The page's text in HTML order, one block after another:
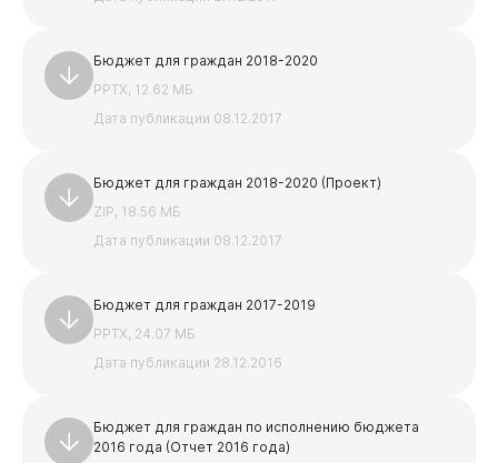
Горожанам
Бюджет для граждан 2018-2020
PPTX, 12.62 МБ
Дата публикации 08.12.2017
Бюджет для граждан 2018-2020 (Проект)
ZIP, 18.56 МБ
Дата публикации 08.12.2017
Бюджет для граждан 2017-2019
PPTX, 24.07 МБ
Дата публикации 28.12.2016
Бюджет для граждан по исполнению бюджета
2016 года (Отчет 2016 года)